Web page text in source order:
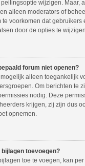
wijzigen. Maar,
alleen moderators of
te voorkomen dat gebruikers
door de opties te
forum niet openen?
alleen toegankelijk
Om berichten te
nodig. Deze
krijgen, zij zijn dus
opnemen.
toevoegen?
toe te voegen, kan